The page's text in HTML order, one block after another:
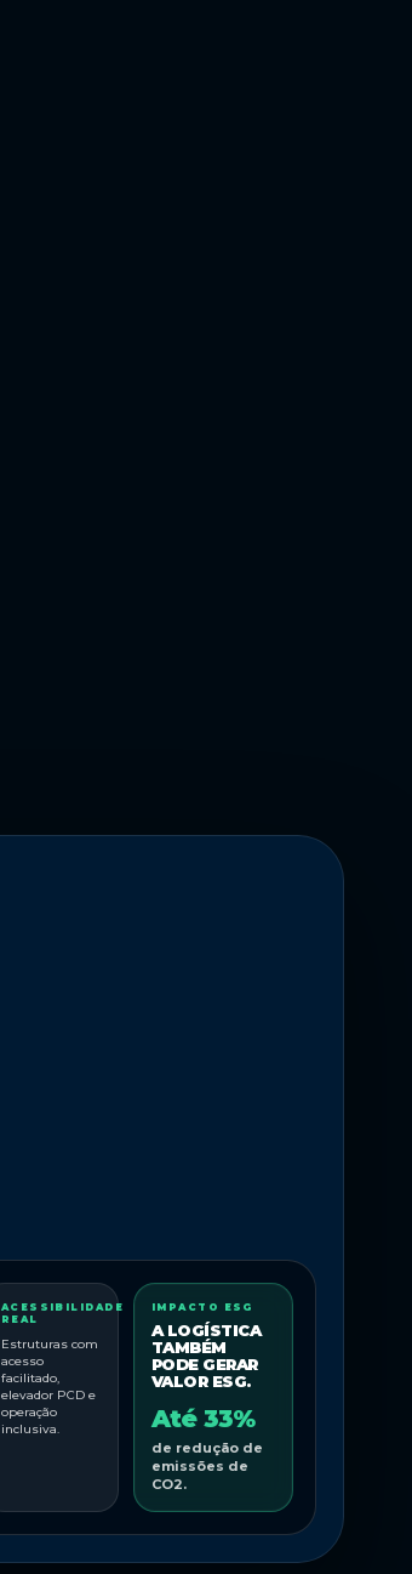
ACESSIBILIDADE
REAL
Estruturas com
acesso
facilitado,
elevador PCD e
operação
inclusiva.
IMPACTO ESG
A LOGÍSTICA
TAMBÉM
PODE GERAR
VALOR ESG.
Até 33%
de redução de
emissões de
CO2.